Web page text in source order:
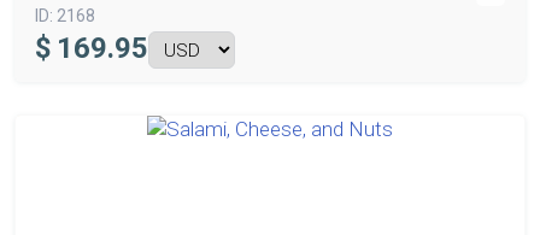
ID: 2168
$ 169.95